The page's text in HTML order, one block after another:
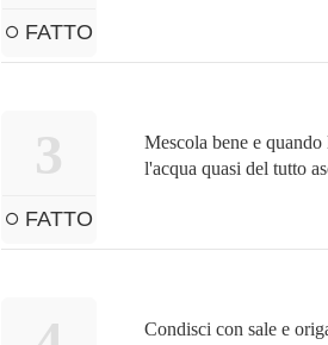
FATTO
3
FATTO
Mescola bene e
l'acqua quasi del tutto
Condisci con sale e